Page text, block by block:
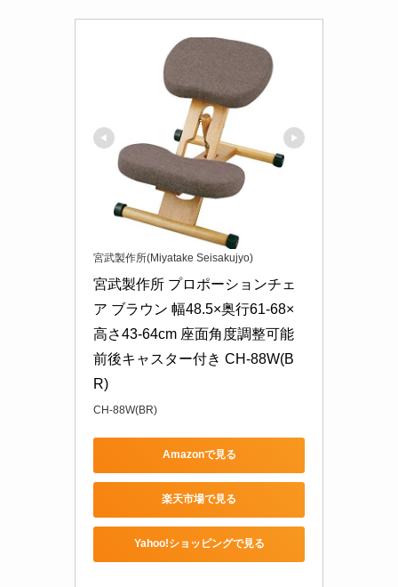
宮武製作所(Miyatake Seisakujyo)
宮武製作所 プロポーションチェ
ア ブラウン 幅48.5×奥行61-68×
高さ43-64cm 座面角度調整可能
前後キャスター付き CH-88W(B
R)
CH-88W(BR)
Amazonで見る
楽天市場で見る
Yahoo!ショッピングで見る